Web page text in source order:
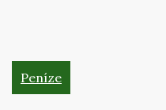
Peníze